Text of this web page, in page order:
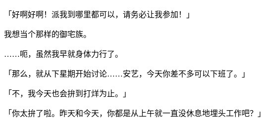
「好啊好啊！派我到哪里都可以，请务必让我参加！」
我想当个那样的御宅族。
……呃，虽然我早就身体力行了。
「那么，就从下星期开始讨论……安艺，今天你差不多可以下班了。」
「不，我今天也会拚到打烊为止。」
「你太拚了啦。昨天和今天，你都是从上午就一直没休息地埋头工作吧？」